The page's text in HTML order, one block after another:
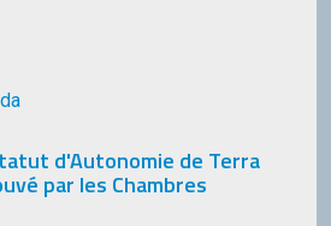
d'Autonomie de Terra
par les Chambres